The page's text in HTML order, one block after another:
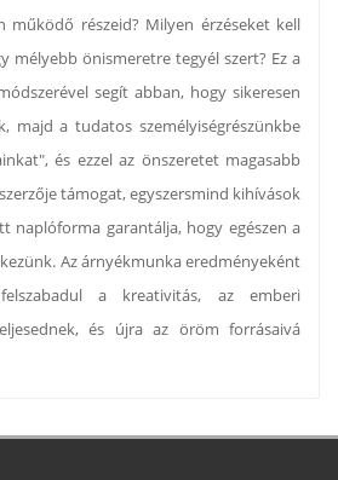
működő részeid? Milyen érzéseket kell
mélyebb önismeretre tegyél szert? Ez a
segít abban, hogy sikeresen
majd a tudatos személyiségrészünkbe
és ezzel az önszeretet magasabb
támogat, egyszersmind kihívások
naplóforma garantálja, hogy egészen a
Az árnyékmunka eredményeként
a kreativitás, az emberi
és újra az öröm forrásaivá